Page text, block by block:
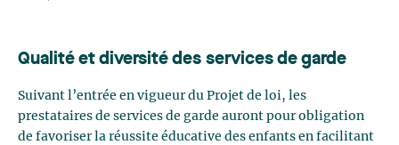
Qualité et diversité des services de garde
Suivant l’entrée en vigueur du Projet de loi, les
prestataires de services de garde auront pour obligation
de favoriser la réussite éducative des enfants en facilitant